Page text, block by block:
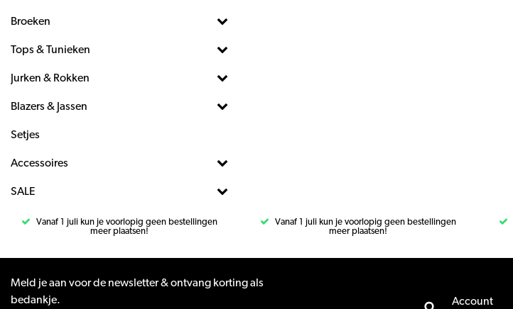
Broeken
Tops & Tunieken
Jurken & Rokken
Blazers & Jassen
Setjes
Accessoires
SALE
Vanaf 1 juli kun je voorlopig geen bestellingen
meer plaatsen!
Vanaf 1 juli kun je voorlopig geen bestellingen
meer plaatsen!
Meld je aan voor de newsletter & ontvang korting als
bedankje.
Account